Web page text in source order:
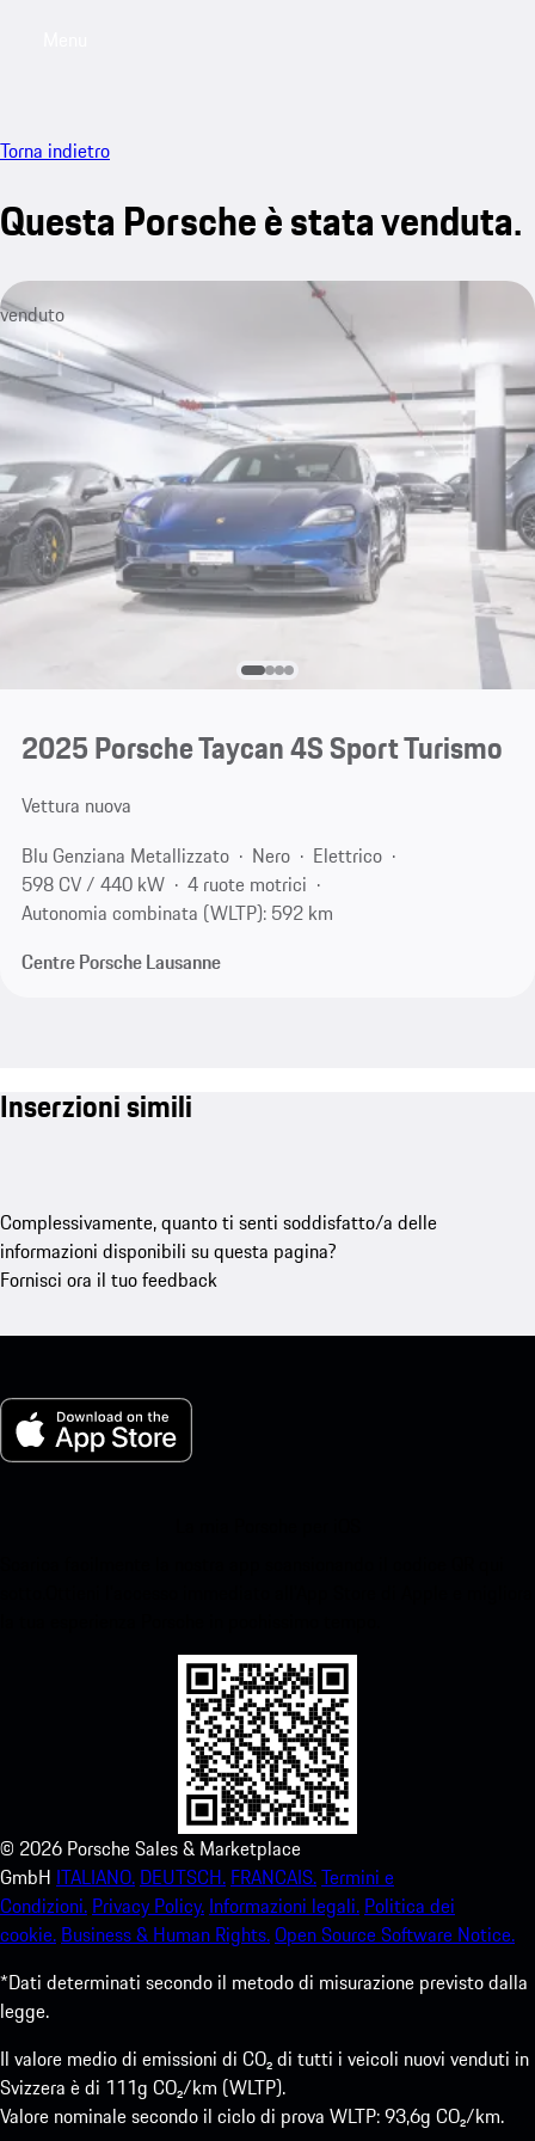
Torna indietro
Questa Porsche è stata venduta.
venduto
2025 Porsche Taycan 4S Sport Turismo
Vettura nuova
Blu Genziana Metallizzato
Nero
Elettrico
598 CV / 440 kW
4 ruote motrici
Autonomia combinata (WLTP): 592 km
Centre Porsche Lausanne
Inserzioni simili
Complessivamente, quanto ti senti soddisfatto/a delle
informazioni disponibili su questa pagina?
Fornisci ora il tuo feedback
© 2026 Porsche Sales & Marketplace
GmbH ITALIANO. DEUTSCH. FRANCAIS.Termini e
Condizioni. Privacy Policy. Informazioni legali. Politica dei
cookie. Business & Human Rights.Open Source Software Notice.
*Dati determinati secondo il metodo di misurazione previsto dalla
legge.
Il valore medio di emissioni di CO₂ di tutti i veicoli nuovi venduti in
Svizzera è di 111g CO₂/km (WLTP).
Valore nominale secondo il ciclo di prova WLTP: 93,6g CO₂/km.